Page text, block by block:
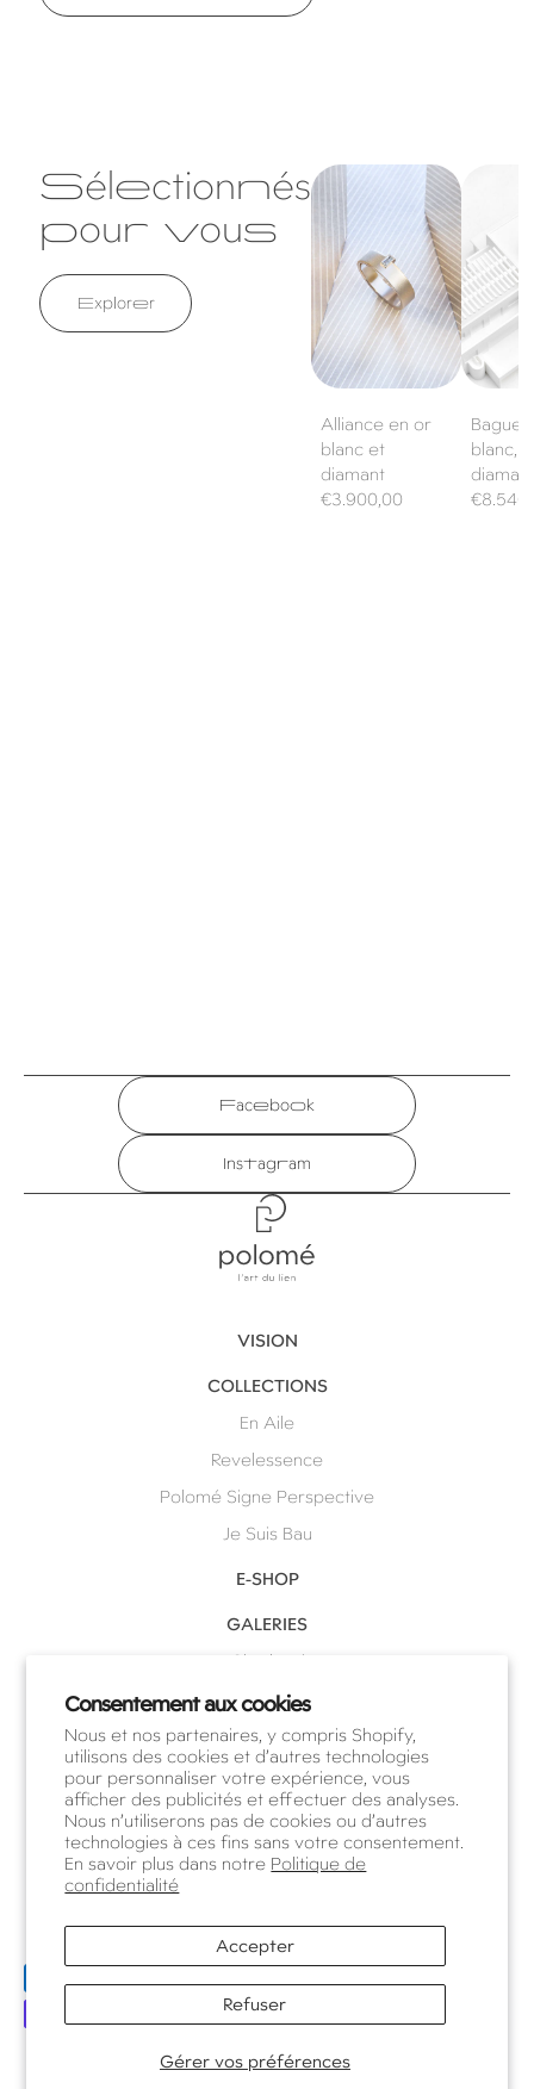
Consentement aux cookies
Nous et nos partenaires, y compris Shopify,
utilisons des cookies et d’autres technologies
pour personnaliser votre expérience, vous
afficher des publicités et effectuer des analyses.
Nous n’utiliserons pas de cookies ou d’autres
technologies à ces fins sans votre consentement.
En savoir plus dans notre Politique de
confidentialité
Gérer vos préférences
Accepter
Refuser
Sélectionnés
pour vous
Explorer
Alliance en or
blanc et diamant
Alliance en or
blanc et
diamant
Prix
€3.900,00
blanc,
diamants
Bague
blanc,
Prix
Facebook
Instagram
VISION
COLLECTIONS
En Aile
Revelessence
Polomé Signe Perspective
Je Suis Bau
E-SHOP
GALERIES
Charleroi
Waterloo
Knokke
NOTRE ÉQUIPE
RENDEZ-VOUS
©Polomé
Privacy Policy